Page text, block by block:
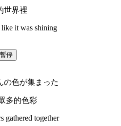
世界裡
it was shining
暫停
の色が集まった
多的色彩
gathered together